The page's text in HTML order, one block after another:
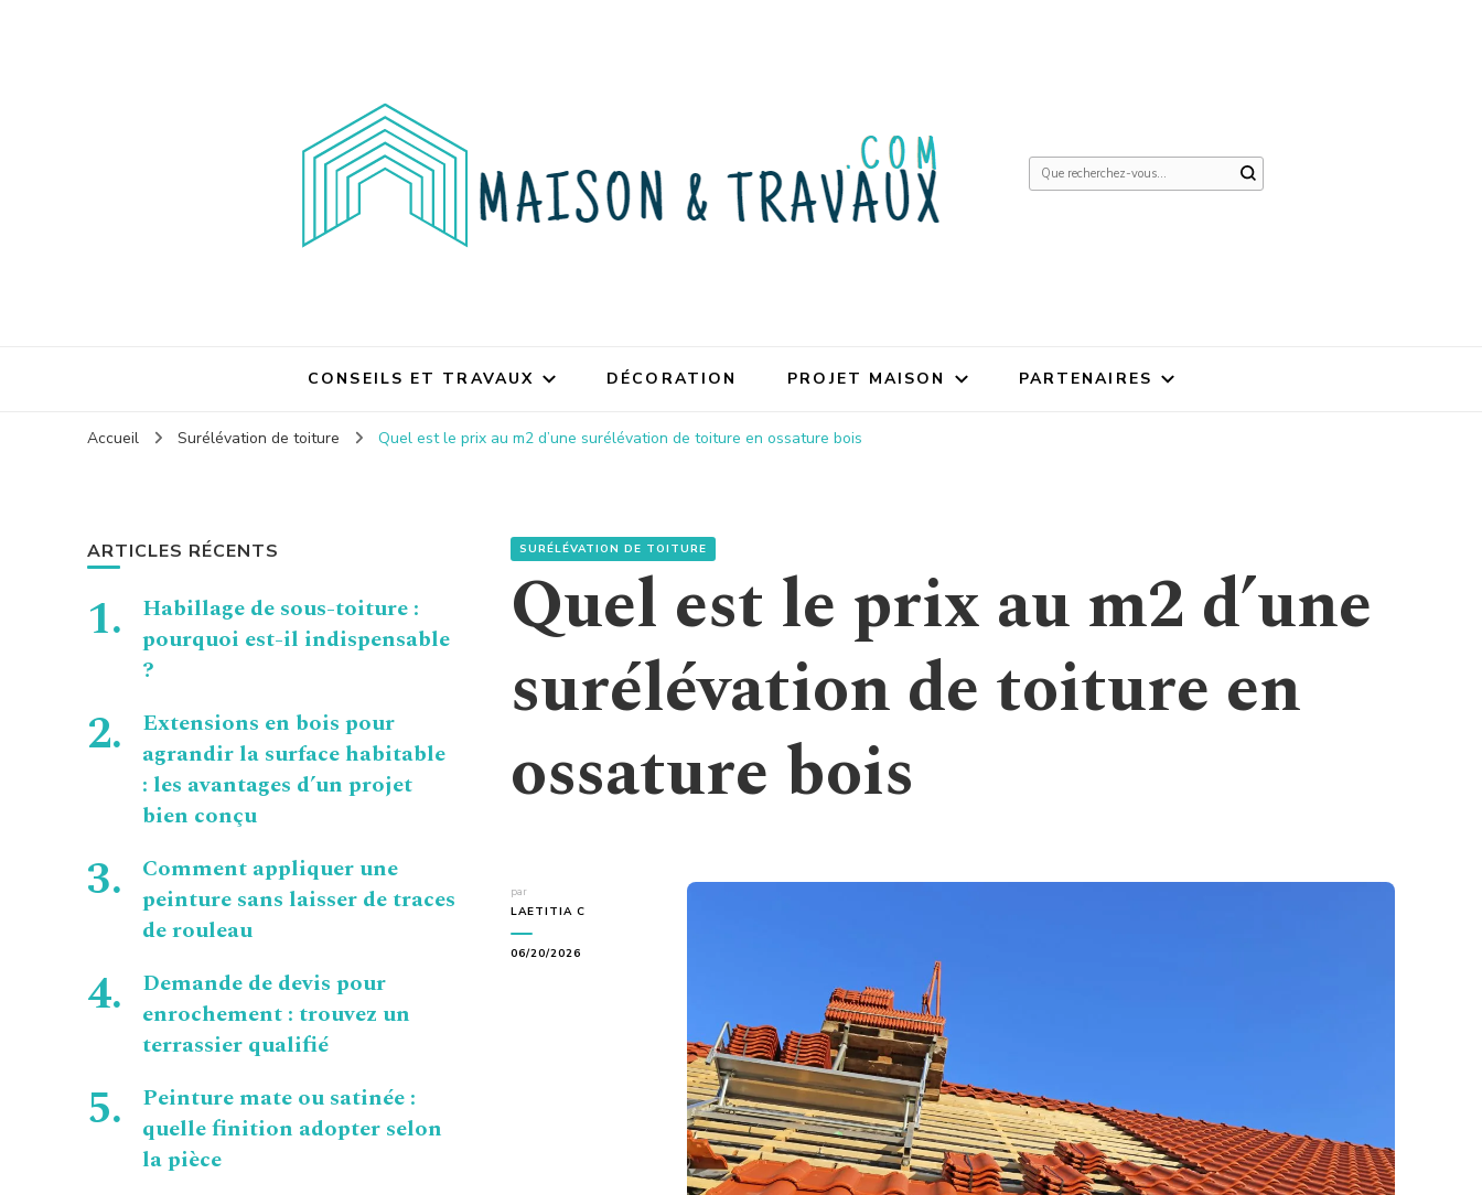
Vous
CONSEILS ET TRAVAUX DÉCORATION PROJET MAISON PARTENAIRES
Accueil Surélévation de toiture Quel est le prix au m2 d’une surélévation de toiture en ossature bois
SURÉLÉVATION DE TOITURE
Quel est le prix au m2 d’une
surélévation de toiture en
ossature bois
par
LAETITIA C
06/20/2026
ARTICLES RÉCENTS
Habillage de sous-toiture :
pourquoi est-il indispensable
?
Extensions en bois pour
agrandir la surface habitable
: les avantages d’un projet
bien conçu
Comment appliquer une
peinture sans laisser de traces
de rouleau
Demande de devis pour
enrochement : trouvez un
terrassier qualifié
Peinture mate ou satinée :
quelle finition adopter selon
la pièce